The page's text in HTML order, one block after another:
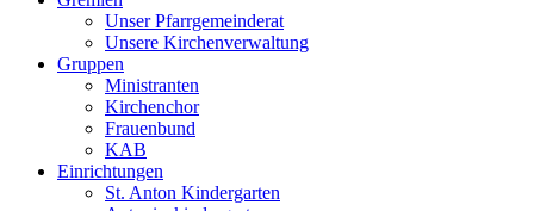
Unser Pfarrgemeinderat
Unsere Kirchenverwaltung
Gruppen
Ministranten
Kirchenchor
Frauenbund
KAB
Einrichtungen
St. Anton Kindergarten